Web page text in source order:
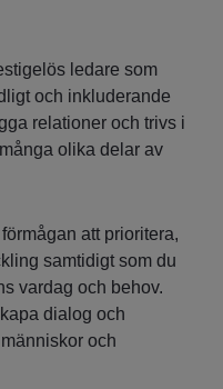
ledare som
och inkluderande
relationer och trivs i
olika delar av
att prioritera,
samtidigt som du
vardag och behov.
dialog och
och